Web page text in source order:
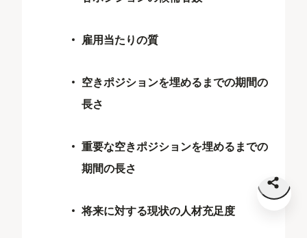
雇用当たりの質
空きポジションを埋めるまでの期間の
長さ
重要な空きポジションを埋めるまでの
期間の長さ
将来に対する現状の人材充足度